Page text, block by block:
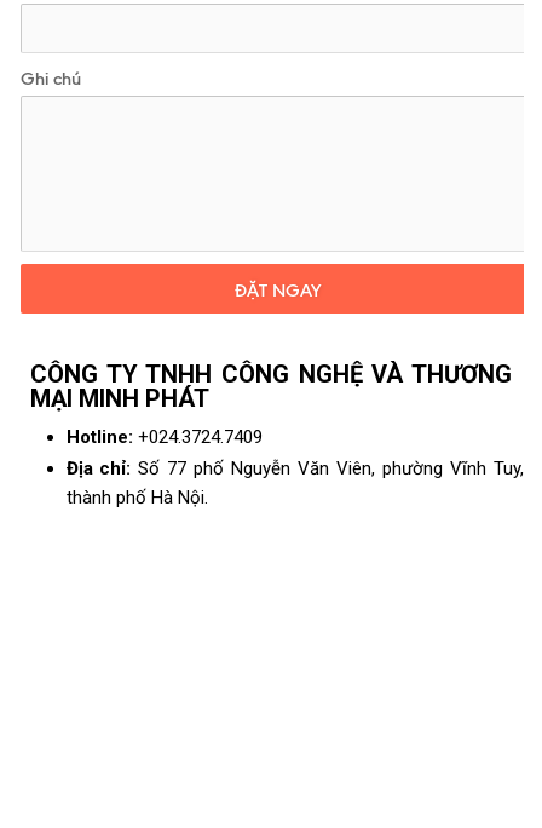
Ghi chú
ĐẶT NGAY
CÔNG TY TNHH CÔNG NGHỆ VÀ THƯƠNG
MẠI MINH PHÁT
Hotline: +024.3724.7409
Địa chỉ: Số 77 phố Nguyễn Văn Viên, phường Vĩnh Tuy,
thành phố Hà Nội.